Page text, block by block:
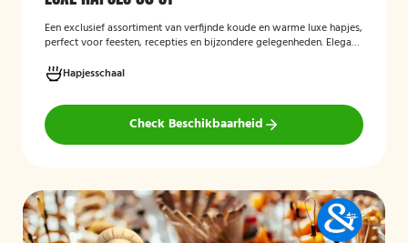
Een exclusief assortiment van verfijnde koude en warme luxe hapjes,
perfect voor feesten, recepties en bijzondere gelegenheden. Elegant
garnituren.
Hapjesschaal
Check Beschikbaarheid